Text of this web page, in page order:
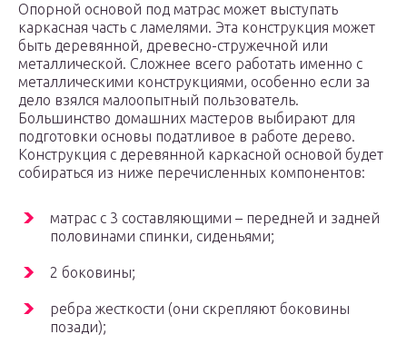
Опорной основой под матрас может выступать
каркасная часть с ламелями. Эта конструкция может
быть деревянной, древесно-стружечной или
металлической. Сложнее всего работать именно с
металлическими конструкциями, особенно если за
дело взялся малоопытный пользователь.
Большинство домашних мастеров выбирают для
подготовки основы податливое в работе дерево.
Конструкция с деревянной каркасной основой будет
собираться из ниже перечисленных компонентов:
матрас с 3 составляющими – передней и задней
половинами спинки, сиденьями;
2 боковины;
ребра жесткости (они скрепляют боковины
позади);